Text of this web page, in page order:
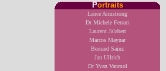
Portraits
Lance Armstrong
Dr Michele Ferrari
Laurent Jalabert
Marcos Maynar
Bernard Sainz
Jan Ullrich
Dr Yvan Vanmol